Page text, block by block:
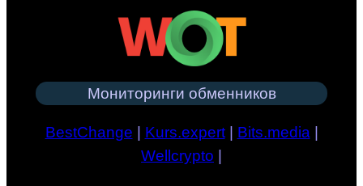
Мониторинги обменников
BestChange Kurs.expert| Bits.media
Wellcrypto